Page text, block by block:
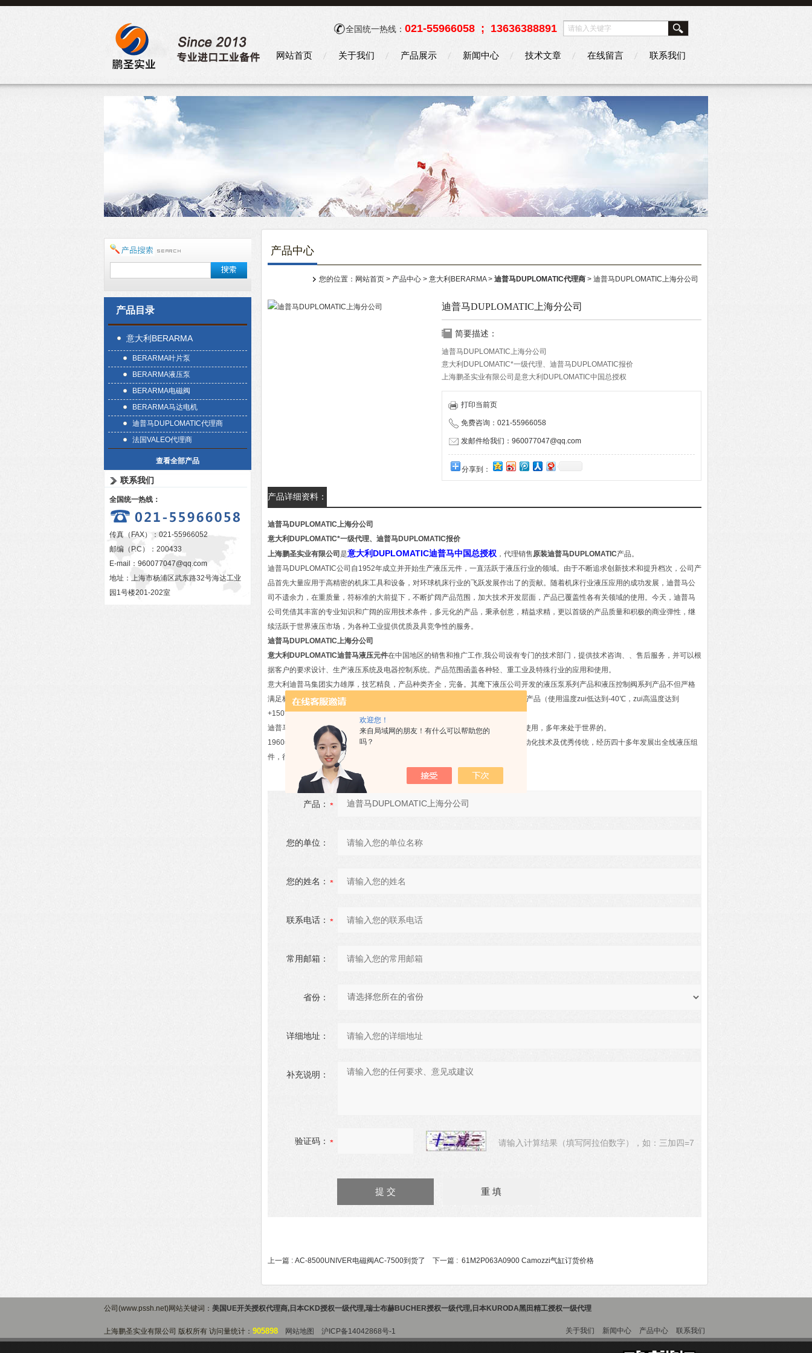
欢迎您！
来自局域网的朋友！有什么可以帮助您的
吗？
全国统一热线： 021-55966058 ; 13636388891
网站首页 关于我们 产品展示 新闻中心 技术文章 在线留言 联系我们
产品目录
意大利BERARMA
BERARMA叶片泵
BERARMA液压泵
BERARMA电磁阀
BERARMA马达电机
迪普马DUPLOMATIC代理商
法国VALEO代理商
查看全部产品
联系我们
全国统一热线：
传真（FAX）：021-55966052
邮编（P.C）：200433
E-mail： 960077047@qq.com
地址：上海市杨浦区武东路32号海达工业
园1号楼201-202室
产品中心
您的位置： 网站首页 > 产品中心 > 意大利BERARMA> 迪普马DUPLOMATIC代理商 > 迪普马DUPLOMATIC上海分公司
迪普马DUPLOMATIC上海分公司
简要描述：
迪普马DUPLOMATIC上海分公司
意大利DUPLOMATIC*一级代理、迪普马DUPLOMATIC报价
上海鹏圣实业有限公司是意大利DUPLOMATIC中国总授权
打印当前页
免费咨询：021-55966058
发邮件给我们：960077047@qq.com
分享到：
产品详细资料：
迪普马DUPLOMATIC上海分公司
意大利DUPLOMATIC*一级代理、迪普马DUPLOMATIC报价
上海鹏圣实业有限公司 是意大利DUPLOMATIC迪普马中国总授权 ，代理销售原装迪普马DUPLOMATIC产品。
迪普马DUPLOMATIC公司自1952年成立并开始生产液压元件，一直活跃于液压行业的领域。由于不断追求创新技术和提升档次，公司产
品首先大量应用于高精密的机床工具和设备，对环球机床行业的飞跃发展作出了的贡献。随着机床行业液压应用的成功发展，迪普马公
司不遗余力，在重质量，符标准的大前提下，不断扩阔产品范围，加大技术开发层面，产品已覆盖性各有关领域的使用。今天，迪普马
公司凭借其丰富的专业知识和广阔的应用技术条件，多元化的产品，秉承创意，精益求精，更以首级的产品质量和积极的商业弹性，继
续活跃于世界液压市场，为各种工业提供优质及具竞争性的服务。
迪普马DUPLOMATIC上海分公司
意大利DUPLOMATIC迪普马液压元件在中国地区的销售和推广工作,我公司设有专门的技术部门，提供技术咨询、、售后服务，并可以根
据客户的要求设计、生产液压系统及电器控制系统。产品范围函盖各种轻、重工业及特殊行业的应用和使用。
意大利迪普马集团实力雄厚，技艺精良，产品种类齐全，完备。其麾下液压公司开发的液压泵系列产品和液压控制阀系列产品不但严格
满足标准(ISO4401、DIN、SAE等),更加受到军工领域的信任与青睐。其极限温度产品（使用温度zui低达到-40℃，zui高温度达到
+150℃），更是在液压领域广泛赢得美誉。
迪普马自动化公司成立于1952年，当时已专业制造液压仿形阀，供给机床工业界使用，多年来处于世界的。
1960年迪普马液压公司成立，并开始发展全线液压组件，同时继承母公司精密自动化技术及优秀传统，经历四十多年发展出全线液压组
件，行销欧美各国，享誉盛名。
产品：
您的单位：
您的姓名：
联系电话：
常用邮箱：
省份：
详细地址：
补充说明：
验证码： 请输入计算结果（填写阿拉伯数字），如：三加四=7
上一篇 : AC-8500UNIVER电磁阀AC-7500到货了 下一篇 : 61M2P063A0900 Camozzi气缸订货价格
公司(www.pssh.net)网站关键词： 美国UE开关授权代理商, 日本CKD授权一级代理,瑞士布赫BUCHER授权一级代理, 日本KURODA黑田精工授权一级代理
上海鹏圣实业有限公司 版权所有 访问量统计： 905898 网站地图 沪ICP备14042868号-1 关于我们 新闻中心 产品中心 联系我们